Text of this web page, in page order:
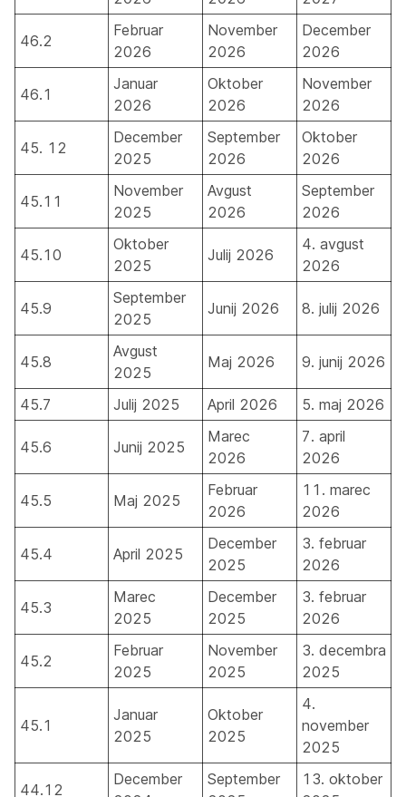
46.2
Februar
2026
November
2026
December
2026
46.1
Januar
2026
Oktober
2026
November
2026
45. 12
December
2025
September
2026
Oktober
2026
45.11
November
2025
Avgust
2026
September
2026
45.10
Oktober
2025
Julij 2026
4. avgust
2026
45.9
September
2025
Junij 2026 8. julij 2026
45.8
Avgust
2025
Maj 2026 9. junij 2026
45.7 Julij 2025 April 2026 5. maj 2026
45.6 Junij 2025
Marec
2026
7. april
2026
45.5 Maj 2025
Februar
2026
11. marec
2026
45.4 April 2025
December
2025
3. februar
2026
45.3
Marec
2025
December
2025
3. februar
2026
45.2
Februar
2025
November
2025
3. decembra
2025
45.1
Januar
2025
Oktober
2025
4.
november
2025
44.12
December
September
13. oktober